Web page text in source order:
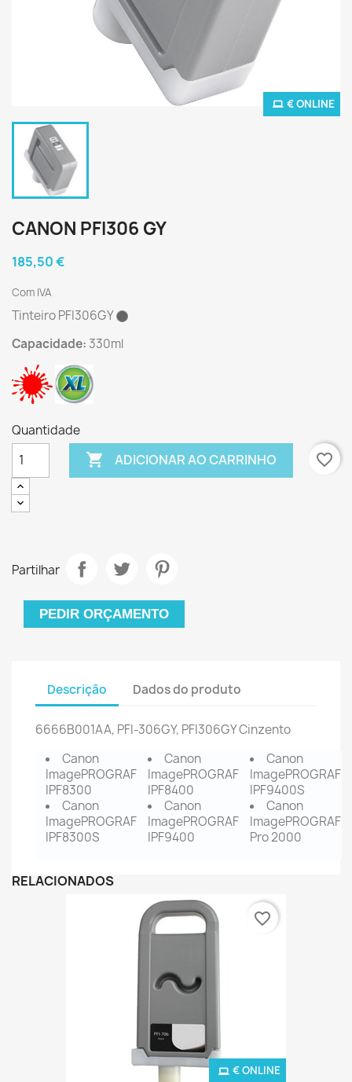
€ ONLINE
CANON PFI306 GY
185,50 €
Com IVA
Tinteiro PFI306GY
Capacidade: 330ml
Quantidade
 ADICIONAR AO CARRINHO favorite_border
Partilhar
PEDIR ORÇAMENTO
Descrição Dados do produto
6666B001AA, PFI-306GY, PFI306GY Cinzento
Canon
ImagePROGRAF
IPF8300
Canon
ImagePROGRAF
IPF8300S
Canon
ImagePROGRAF
IPF8400
Canon
ImagePROGRAF
IPF9400
Canon
ImagePROGRAF
IPF9400S
Canon
ImagePROGRAF
Pro 2000
RELACIONADOS
€ ONLINE
favorite_border